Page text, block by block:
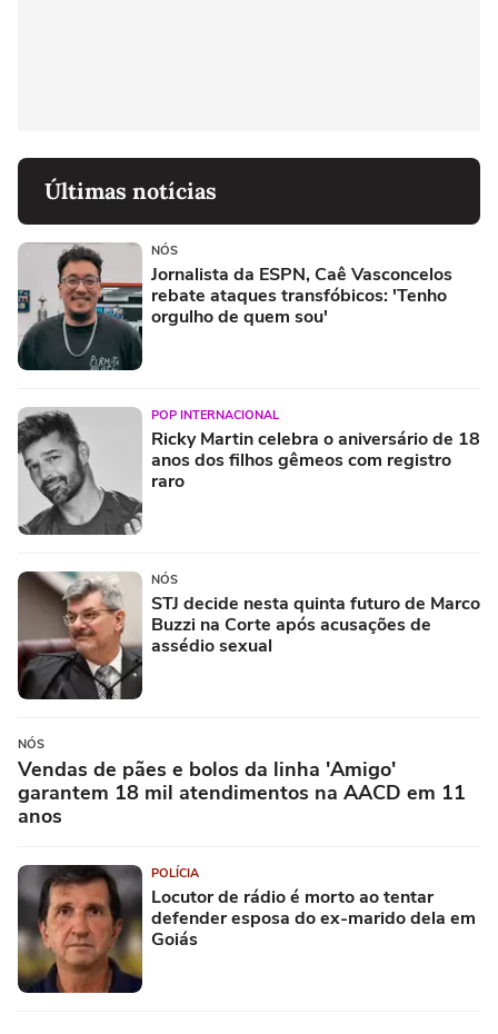
Últimas notícias
NÓS
Jornalista da ESPN, Caê Vasconcelos
rebate ataques transfóbicos: 'Tenho
orgulho de quem sou'
POP INTERNACIONAL
Ricky Martin celebra o aniversário de 18
anos dos filhos gêmeos com registro
raro
NÓS
STJ decide nesta quinta futuro de Marco
Buzzi na Corte após acusações de
assédio sexual
NÓS
Vendas de pães e bolos da linha 'Amigo'
garantem 18 mil atendimentos na AACD em 11
anos
POLÍCIA
Locutor de rádio é morto ao tentar
defender esposa do ex-marido dela em
Goiás